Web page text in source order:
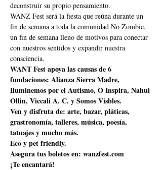
deconstruir su propio pensamiento.
WANZ Fest será la fiesta que reúna durante un
fin de semana a toda la comunidad No Zombie,
un fin de semana lleno de motivos para conectar
con nuestros sentidos y expandir nuestra
consciencia.
WANT Fest apoya las causas de 6
fundaciones: Alianza Sierra Madre,
Iluminemos por el Autismo, O Inspira, Nahui
Ollin, Viccali A. C. y Somos Visbles.
Ven y disfruta de: arte, bazar, pláticas,
grastronomía, talleres, música, poesía,
tatuajes y mucho más.
Eco y pet friendly.
Asegura tus boletos en: wanzfest.com
¡Te encantará!